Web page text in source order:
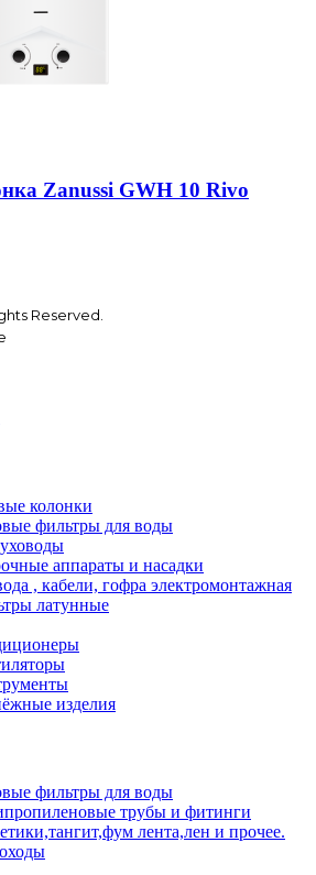
Zanussi GWH 10 Rivo
Reserved.
колонки
фильтры для воды
аппараты и насадки
, кабели, гофра электромонтажная
латунные
изделия
фильтры для воды
трубы и фитинги
лента,лен и прочее.